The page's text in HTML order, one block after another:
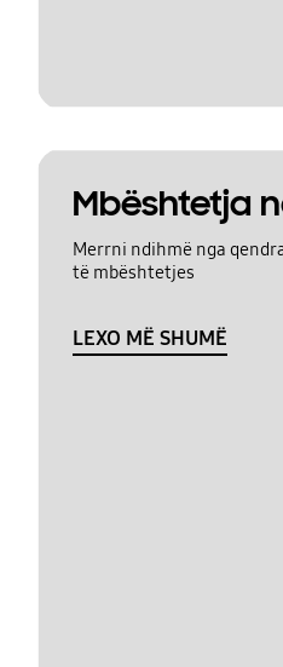
Mbështetja
Merrni ndihmë nga
të mbështetjes
LEXO MË SHUMË